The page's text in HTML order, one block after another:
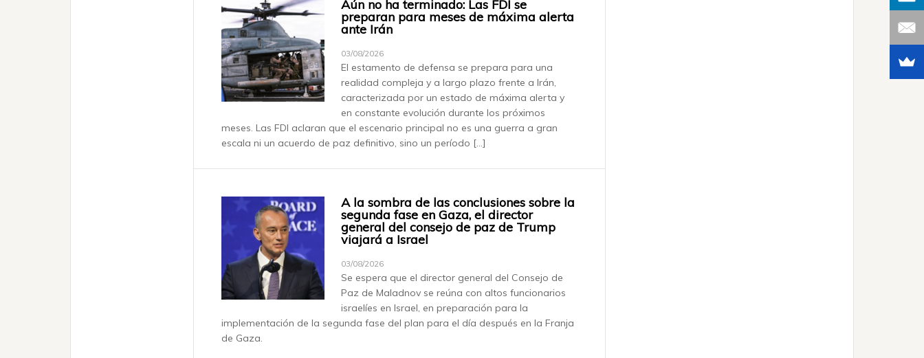
Aún no ha terminado: Las FDI se
preparan para meses de máxima alerta
ante Irán
03/08/2026
El estamento de defensa se prepara para una
realidad compleja y a largo plazo frente a Irán,
caracterizada por un estado de máxima alerta y
en constante evolución durante los próximos
meses. Las FDI aclaran que el escenario principal no es una guerra a gran
escala ni un acuerdo de paz definitivo, sino un período […]
A la sombra de las conclusiones sobre la
segunda fase en Gaza, el director
general del consejo de paz de Trump
viajará a Israel
03/08/2026
Se espera que el director general del Consejo de
Paz de Maladnov se reúna con altos funcionarios
israelíes en Israel, en preparación para la
implementación de la segunda fase del plan para el día después en la Franja
de Gaza.